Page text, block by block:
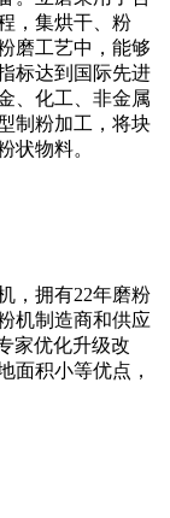
，集烘干、粉
磨工艺中，能够
标达到国际先进
、化工、非金属
制粉加工，将块
状物料。
，拥有22年磨粉
机制造商和供应
家优化升级改
面积小等优点，